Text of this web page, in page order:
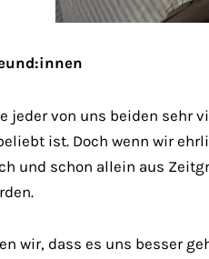
jeder von uns beiden sehr
ist. Doch wenn wir
und schon allein aus
wir, dass es uns besser